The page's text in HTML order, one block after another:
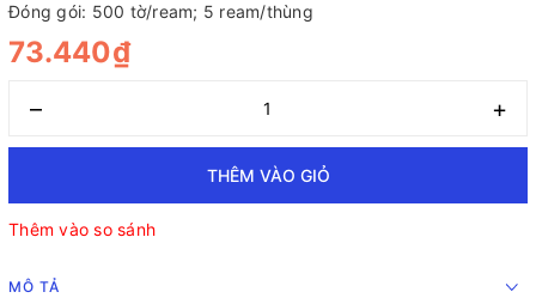
Đóng gói: 500 tờ/ream; 5 ream/thùng
73.440₫
– +
THÊM VÀO GIỎ
Thêm vào so sánh
MÔ TẢ